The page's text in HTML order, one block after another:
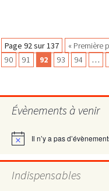
des
articles
Page 92 sur 137 « Première
90
91 92 93 94 …
Évènements à venir
Notice Il n’y a pas
Indispensables